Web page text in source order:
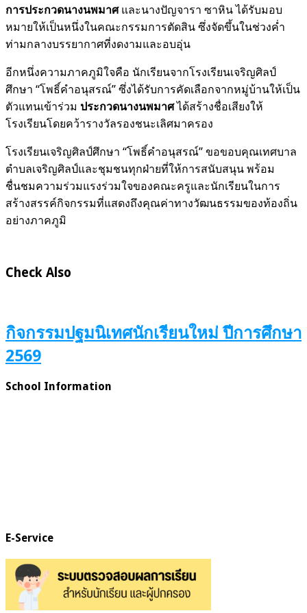
การประกวดนางนพมาศและนางปัญจารา ซาหิน ได้รับมอบ
หมายให้เป็นหนึ่งในคณะกรรมการตัดสิน ซึ่งจัดขึ้นในช่วงค่ำ
ท่ามกลางบรรยากาศที่งดงามและอบอุ่น
อีกหนึ่งความภาคภูมิใจคือ นักเรียนจากโรงเรียนเจริญศิลป์
ศึกษา “โพธิ์คำอนุสรณ์” ซึ่งได้รับการคัดเลือกจากหมู่บ้านให้เป็น
ตัวแทนเข้าร่วม ประกวดนางนพมาศได้สร้างชื่อเสียงให้
โรงเรียนโดยคว้ารางวัลรองชนะเลิศมาครอง
โรงเรียนเจริญศิลป์ศึกษา “โพธิ์คำอนุสรณ์” ขอขอบคุณเทศบาล
ตำบลเจริญศิลป์และชุมชนทุกฝ่ายที่ให้การสนับสนุน พร้อม
ชื่นชมความร่วมแรงร่วมใจของคณะครูและนักเรียนในการ
สร้างสรรค์กิจกรรมที่แสดงถึงคุณค่าทางวัฒนธรรมของท้องถิ่น
อย่างภาคภูมิ
Check Also
กิจกรรมปฐมนิเทศนักเรียนใหม่ ปีการศึกษา
2569
School Information
E-Service